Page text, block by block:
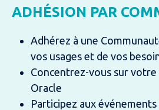
ADHÉSION PAR
Adhérez à une
vos usages et de vos
Concentrez-vous sur
Oracle
Participez aux